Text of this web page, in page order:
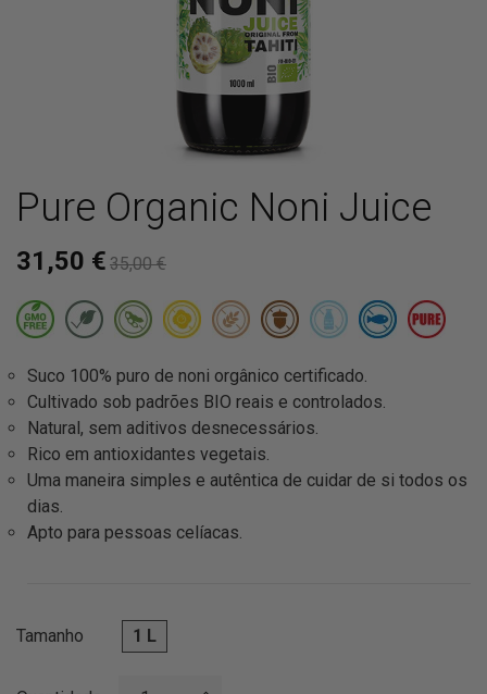
Pure Organic Noni Juice
31,50 € 35,00 €
Suco 100% puro de noni orgânico certificado.
Cultivado sob padrões BIO reais e controlados.
Natural, sem aditivos desnecessários.
Rico em antioxidantes vegetais.
Uma maneira simples e autêntica de cuidar de si todos os
dias.
Apto para pessoas celíacas.
Tamanho 1 L